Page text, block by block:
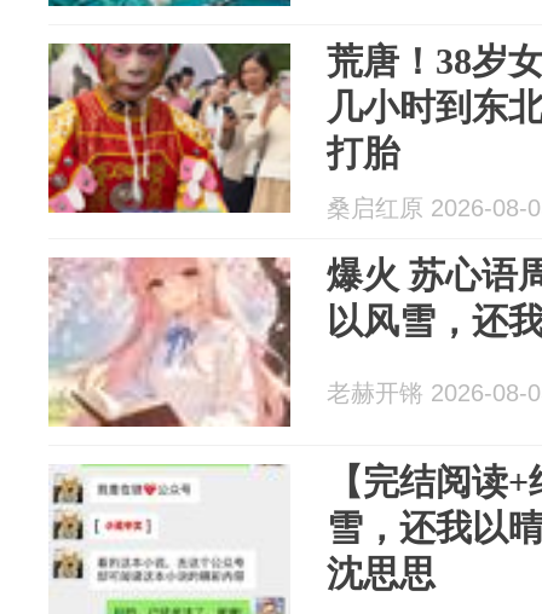
荒唐！38岁
几小时到东
打胎
桑启红原 2026-08-
爆火 苏心语周时宴沈思思《谢你
以风雪，还
老赫开锵 2026-08-
【完结阅读
雪，还我以
沈思思